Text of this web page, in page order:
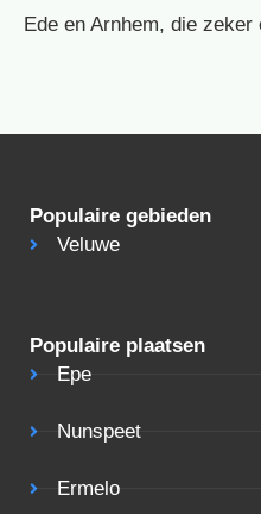
Ede en Arnhem, die
Populaire gebieden
Veluwe
Populaire plaatsen
Epe
Nunspeet
Ermelo